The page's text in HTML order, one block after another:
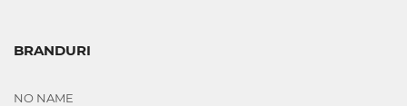
BRANDURI
NO NAME